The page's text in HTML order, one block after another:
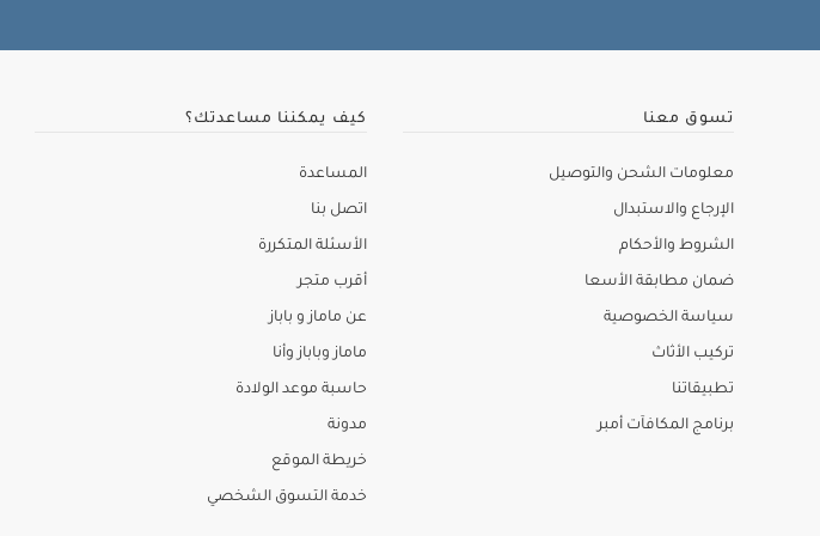
تسوق معنا
معلومات الشحن والتوصيل
الإرجاع والاستبدال
الشروط والأحكام
ضمان مطابقة الأسعا
سياسة الخصوصية
تركيب الأثاث
تطبيقاتنا
برنامج المكافآت أمبر
كيف يمكننا مساعدتك؟
المساعدة
اتصل بنا
الأسئلة المتكررة
أقرب متجر
عن ماماز و باباز
ماماز وباباز وأنا
حاسبة موعد الولادة
مدونة
خريطة الموقع
خدمة التسوق الشخصي